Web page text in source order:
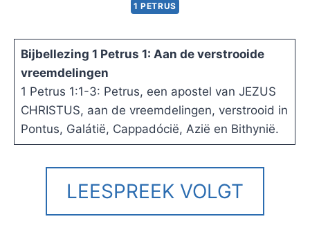
1 PETRUS
Bijbellezing 1 Petrus 1: Aan de verstrooide
vreemdelingen
1 Petrus 1:1-3: Petrus, een apostel van JEZUS
CHRISTUS, aan de vreemdelingen, verstrooid in
Pontus, Galátië, Cappadócië, Azië en Bithynië.
LEESPREEK VOLGT